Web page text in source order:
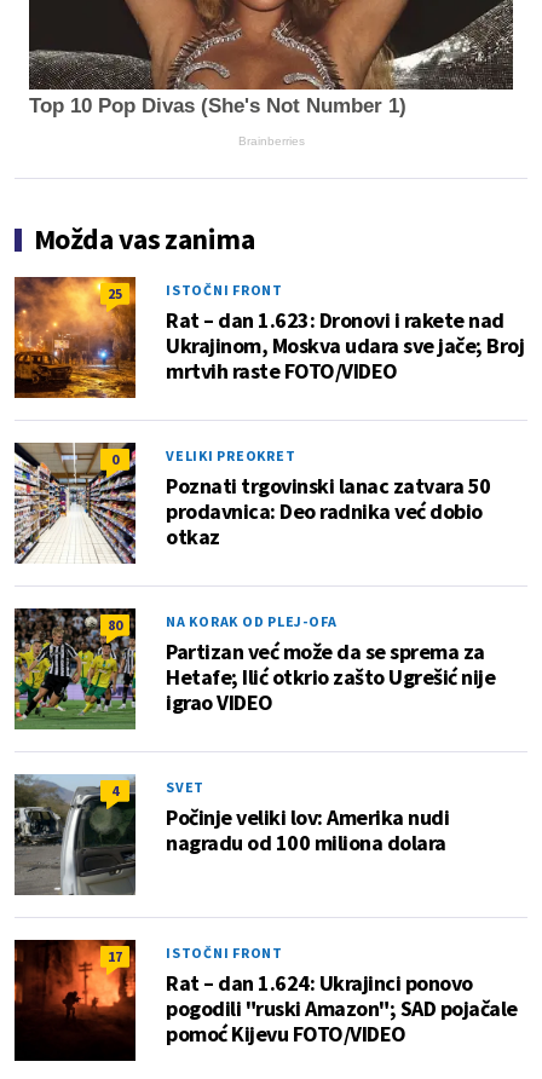
Top 10 Pop Divas (She's Not Number 1)
Brainberries
Možda vas zanima
25 ISTOČNI FRONT
Rat – dan 1.623: Dronovi i rakete nad
Ukrajinom, Moskva udara sve jače; Broj
mrtvih raste FOTO/VIDEO
0 VELIKI PREOKRET
Poznati trgovinski lanac zatvara 50
prodavnica: Deo radnika već dobio
otkaz
80 NA KORAK OD PLEJ-OFA
Partizan već može da se sprema za
Hetafe; Ilić otkrio zašto Ugrešić nije
igrao VIDEO
4 SVET
Počinje veliki lov: Amerika nudi
nagradu od 100 miliona dolara
17 ISTOČNI FRONT
Rat – dan 1.624: Ukrajinci ponovo
pogodili "ruski Amazon"; SAD pojačale
pomoć Kijevu FOTO/VIDEO